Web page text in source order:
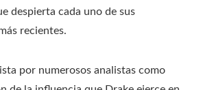
despierta cada uno de sus
recientes.
por numerosos analistas como